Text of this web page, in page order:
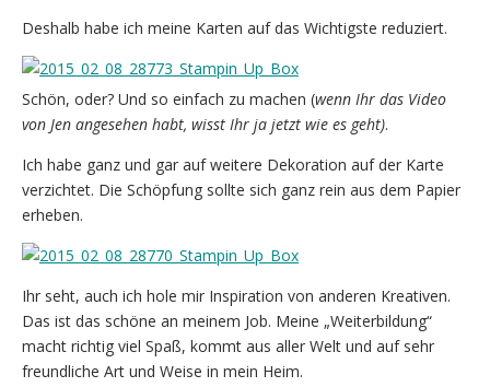
Deshalb habe ich meine Karten auf das Wichtigste reduziert.
Schön, oder? Und so einfach zu machen (wenn Ihr das Video
von Jen angesehen habt, wisst Ihr ja jetzt wie es geht).
Ich habe ganz und gar auf weitere Dekoration auf der Karte
verzichtet. Die Schöpfung sollte sich ganz rein aus dem Papier
erheben.
Ihr seht, auch ich hole mir Inspiration von anderen Kreativen.
Das ist das schöne an meinem Job. Meine „Weiterbildung“
macht richtig viel Spaß, kommt aus aller Welt und auf sehr
freundliche Art und Weise in mein Heim.